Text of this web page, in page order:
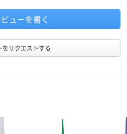
ューを書く
をリクエストする